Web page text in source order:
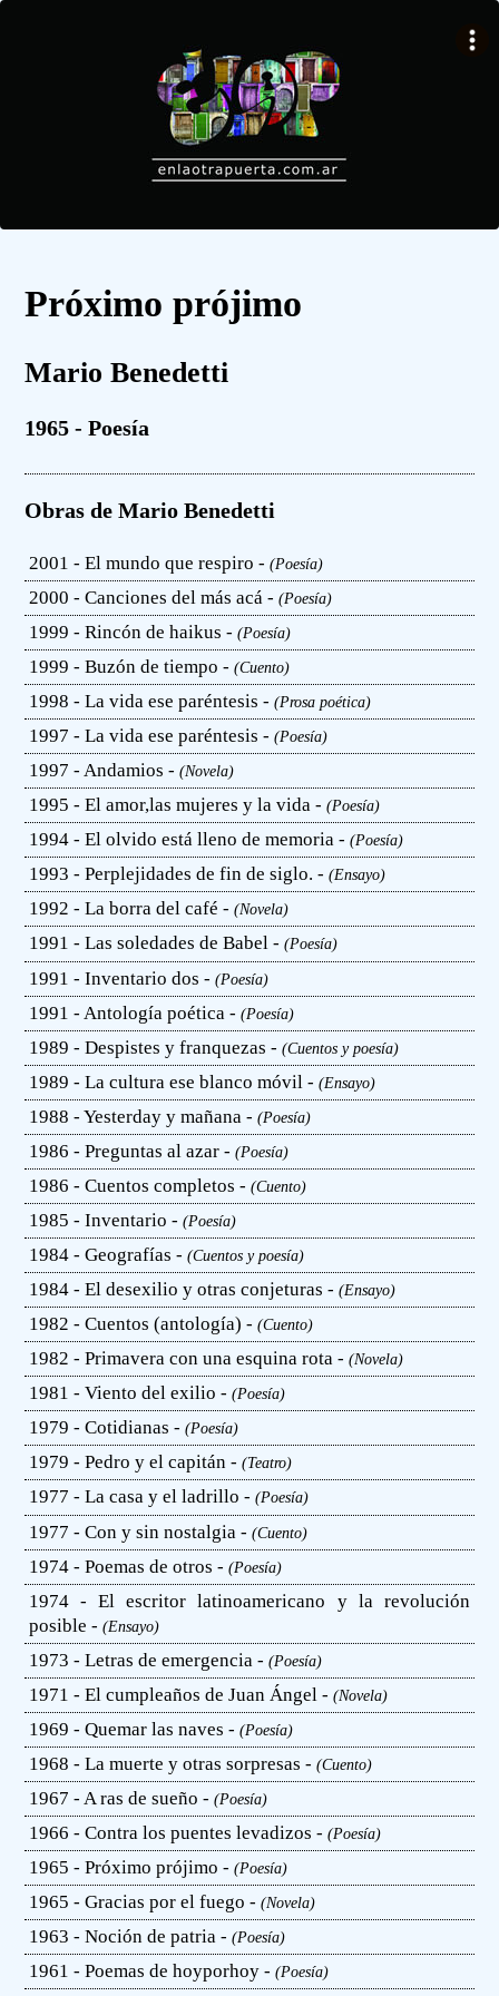
Próximo prójimo
Mario Benedetti
1965 - Poesía
Obras de Mario Benedetti
2001 - El mundo que respiro -(Poesía)
2000 - Canciones del más acá -(Poesía)
1999 - Rincón de haikus -(Poesía)
1999 - Buzón de tiempo -(Cuento)
1998 - La vida ese paréntesis -(Prosa poética)
1997 - La vida ese paréntesis -(Poesía)
1997 - Andamios -(Novela)
1995 - El amor,las mujeres y la vida -(Poesía)
1994 - El olvido está lleno de memoria -(Poesía)
1993 - Perplejidades de fin de siglo. -(Ensayo)
1992 - La borra del café -(Novela)
1991 - Las soledades de Babel -(Poesía)
1991 - Inventario dos -(Poesía)
1991 - Antología poética -(Poesía)
1989 - Despistes y franquezas -(Cuentos y poesía)
1989 - La cultura ese blanco móvil -(Ensayo)
1988 - Yesterday y mañana -(Poesía)
1986 - Preguntas al azar -(Poesía)
1986 - Cuentos completos -(Cuento)
1985 - Inventario -(Poesía)
1984 - Geografías -(Cuentos y poesía)
1984 - El desexilio y otras conjeturas -(Ensayo)
1982 - Cuentos (antología) -(Cuento)
1982 - Primavera con una esquina rota -(Novela)
1981 - Viento del exilio -(Poesía)
1979 - Cotidianas -(Poesía)
1979 - Pedro y el capitán -(Teatro)
1977 - La casa y el ladrillo -(Poesía)
1977 - Con y sin nostalgia -(Cuento)
1974 - Poemas de otros -(Poesía)
1974 - El escritor latinoamericano y la revolución
posible -(Ensayo)
1973 - Letras de emergencia -(Poesía)
1971 - El cumpleaños de Juan Ángel -(Novela)
1969 - Quemar las naves -(Poesía)
1968 - La muerte y otras sorpresas -(Cuento)
1967 - A ras de sueño -(Poesía)
1966 - Contra los puentes levadizos -(Poesía)
1965 - Próximo prójimo -(Poesía)
1965 - Gracias por el fuego -(Novela)
1963 - Noción de patria -(Poesía)
1961 - Poemas de hoyporhoy -(Poesía)